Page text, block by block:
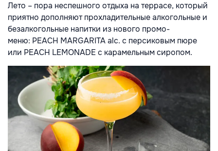
Лето – пора неспешного отдыха на террасе, который
приятно дополняют прохладительные алкогольные и
безалкогольные напитки из нового промо-
меню: PEACH MARGARITA alc. с персиковым пюре
или PEACH LEMONADE с карамельным сиропом.